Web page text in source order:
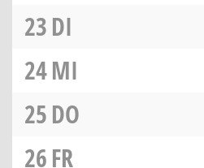
23DI
24MI
25DO
26FR